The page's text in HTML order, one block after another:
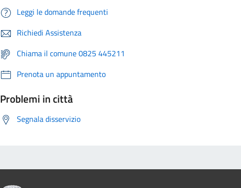
Leggi le domande frequenti
Richiedi Assistenza
Chiama il comune 0825 445211
Prenota un appuntamento
Problemi in città
Segnala disservizio